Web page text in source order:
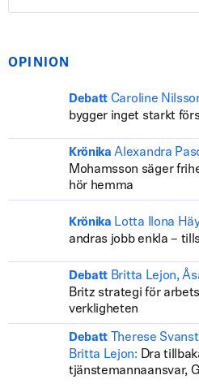
OPINION
Debatt Caroline
bygger inget starkt
Krönika Alexandra
Mohamsson säger
hör hemma
Krönika Lotta Ilona
andras jobb enkla –
Debatt Britta Lejon,
Britz strategi för
verkligheten
Debatt
Therese
Britta Lejon: Dra
tjänstemannaansvar,